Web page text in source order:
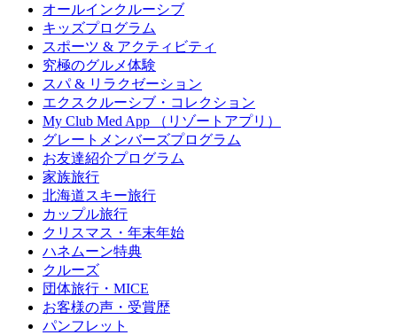
オールインクルーシブ
キッズプログラム
スポーツ & アクティビティ​
究極のグルメ体験
スパ & リラクゼーション
エクスクルーシブ・コレクション
My Club Med App （リゾートアプリ）
グレートメンバーズプログラム
お友達紹介プログラム
家族旅行
北海道スキー旅行
カップル旅行
クリスマス・年末年始
ハネムーン特典
クルーズ
団体旅行・MICE
お客様の声・受賞歴
パンフレット